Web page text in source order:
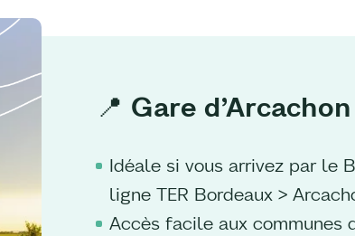
📍 Gare d’Arcachon
Idéale si vous arrivez par le
ligne TER Bordeaux >
Accès facile aux communes